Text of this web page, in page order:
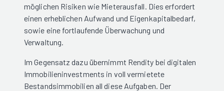
möglichen Risiken wie Mieterausfall. Dies erfordert
einen erheblichen Aufwand und Eigenkapitalbedarf,
sowie eine fortlaufende Überwachung und
Verwaltung.
Im Gegensatz dazu übernimmt Rendity bei digitalen
Immobilieninvestments in voll vermietete
Bestandsimmobilien all diese Aufgaben. Der